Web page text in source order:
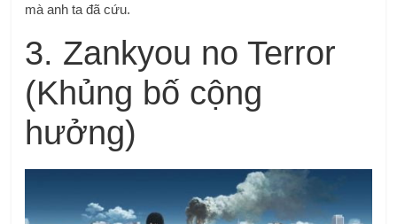
mà anh ta đã cứu.
3. Zankyou no Terror
(Khủng bố cộng
hưởng)